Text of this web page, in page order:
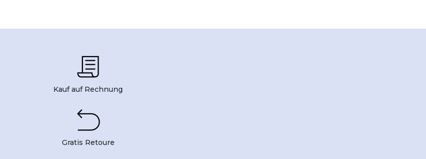
Kauf auf Rechnung
Gratis Retoure